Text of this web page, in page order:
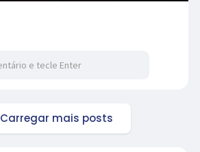
Carregar mais posts